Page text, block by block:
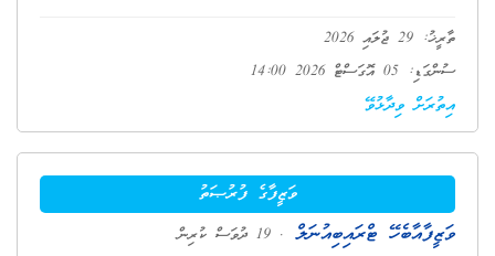
ތާރީޚު: 29 ޖުލައި 2026
ސުންގަޑި: 05 އޮގަސްޓް 2026 14:00
އިތުރަށް ވިދާޅުވޭ
ވަޒީފާގެ ފުރުޞަތު
ވަޒީފާއާބެހޭ ޓްރައިބިއުނަލް . 19 ދުވަސް ކުރިން